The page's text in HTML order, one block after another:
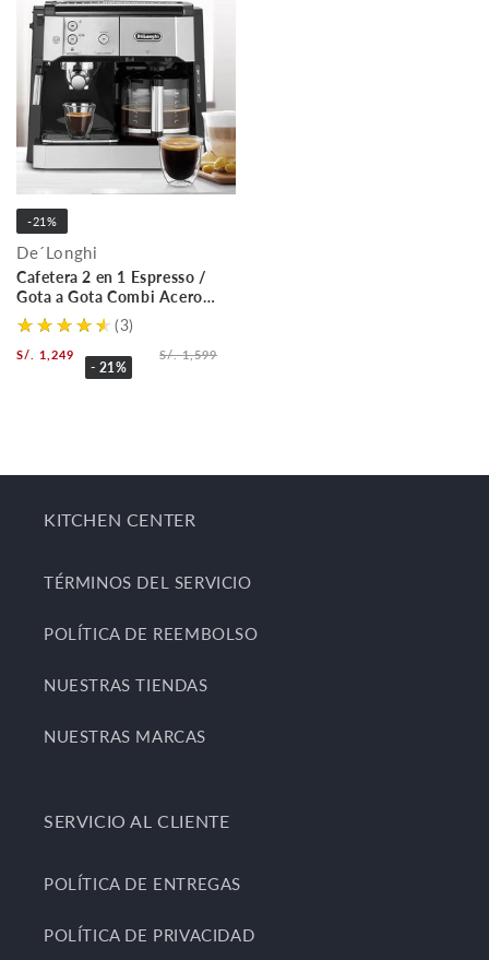
-21%
De´Longhi
Cafetera 2 en 1 Espresso /
Gota a Gota Combi Acero
Inox BCO421.S DELONGHI
(3)
S/. 1,249
- 21%
S/. 1,599
KITCHEN CENTER
TÉRMINOS DEL SERVICIO
POLÍTICA DE REEMBOLSO
NUESTRAS TIENDAS
NUESTRAS MARCAS
SERVICIO AL CLIENTE
POLÍTICA DE ENTREGAS
POLÍTICA DE PRIVACIDAD